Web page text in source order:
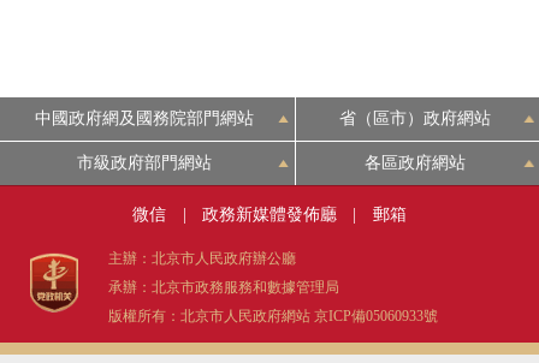
中國政府網及國務院部門網站 省（區市）政府網站
市級政府部門網站 各區政府網站
微信 政務新媒體發佈廳 郵箱
主辦：北京市人民政府辦公廳
承辦：北京市政務服務和數據管理局
版權所有：北京市人民政府網站 京ICP備05060933號